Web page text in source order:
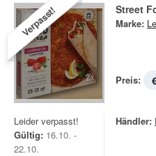
Verpasst! Street
Marke:
Preis:
Leider verpasst!
Gültig: 16.10. -
22.10.
Händler: